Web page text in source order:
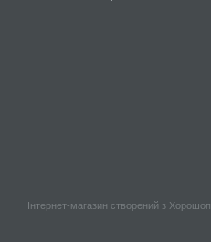
Інтернет-магазин створений з Хорошоп